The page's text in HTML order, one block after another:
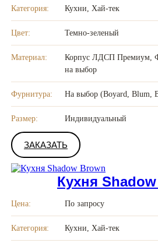
Категория: Кухни, Хай-тек
Цвет: Темно-зеленый
Материал:
Корпус ЛДСП Премиум,
на выбор
Фурнитура: На выбор (Boyard, Blum,
Размер: Индивидуальный
ЗАКАЗАТЬ
Кухня
Цена: По запросу
Категория: Кухни, Хай-тек